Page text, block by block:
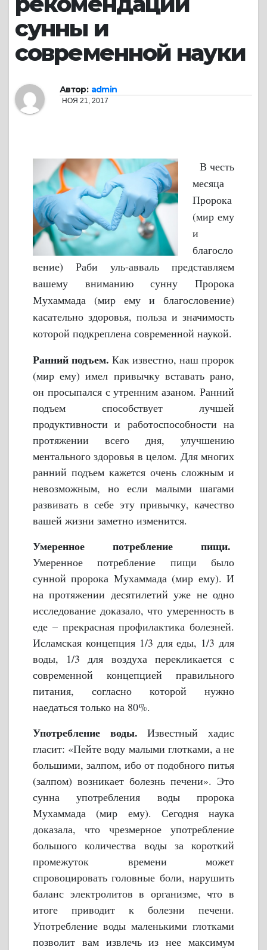
сунны и
современной науки
Автор: admin
НОЯ 21, 2017
В честь
месяца
Пророка
(мир ему
и
благосло
вение) Раби уль-авваль представляем
вашему вниманию сунну Пророка
Мухаммада (мир ему и благословение)
касательно здоровья, польза и значимость
которой подкреплена современной наукой.
Ранний подъем. Как известно, наш пророк
(мир ему) имел привычку вставать рано,
он просыпался с утренним азаном. Ранний
подъем способствует лучшей
продуктивности и работоспособности на
протяжении всего дня, улучшению
ментального здоровья в целом. Для многих
ранний подъем кажется очень сложным и
невозможным, но если малыми шагами
развивать в себе эту привычку, качество
вашей жизни заметно изменится.
Умеренное потребление пищи.
Умеренное потребление пищи было
сунной пророка Мухаммада (мир ему). И
на протяжении десятилетий уже не одно
исследование доказало, что умеренность в
еде – прекрасная профилактика болезней.
Исламская концепция 1/3 для еды, 1/3 для
воды, 1/3 для воздуха перекликается с
современной концепцией правильного
питания, согласно которой нужно
наедаться только на 80%.
Употребление воды. Известный хадис
гласит: «Пейте воду малыми глотками, а не
большими, залпом, ибо от подобного питья
(залпом) возникает болезнь печени». Это
сунна употребления воды пророка
Мухаммада (мир ему). Сегодня наука
доказала, что чрезмерное употребление
большого количества воды за короткий
промежуток времени может
спровоцировать головные боли, нарушить
баланс электролитов в организме, что в
итоге приводит к болезни печени.
Употребление воды маленькими глотками
позволит вам извлечь из нее максимум